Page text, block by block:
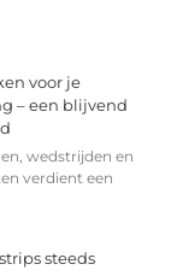
voor je
– een blijvend
wedstrijden en
verdient een
steeds